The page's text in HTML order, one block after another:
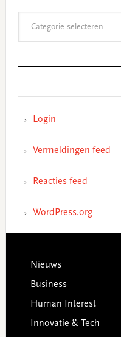
Login
Vermeldingen feed
Reacties feed
WordPress.org
Footer
Nieuws
Business
Human Interest
Innovatie & Tech